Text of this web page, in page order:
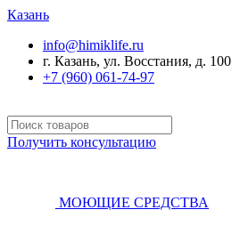
Казань
info@himiklife.ru
г. Казань, ул. Восстания, д. 100
+7 (960) 061-74-97
Получить консультацию
МОЮЩИЕ СРЕДСТВА